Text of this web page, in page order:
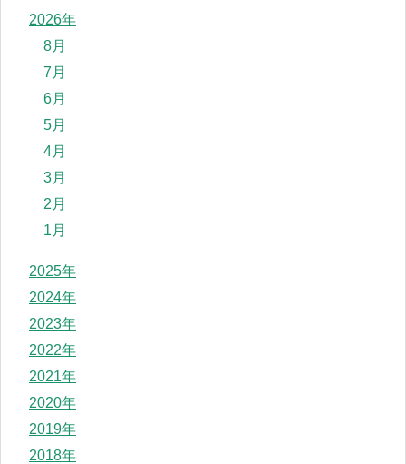
2026年
8月
7月
6月
5月
4月
3月
2月
1月
2025年
2024年
2023年
2022年
2021年
2020年
2019年
2018年